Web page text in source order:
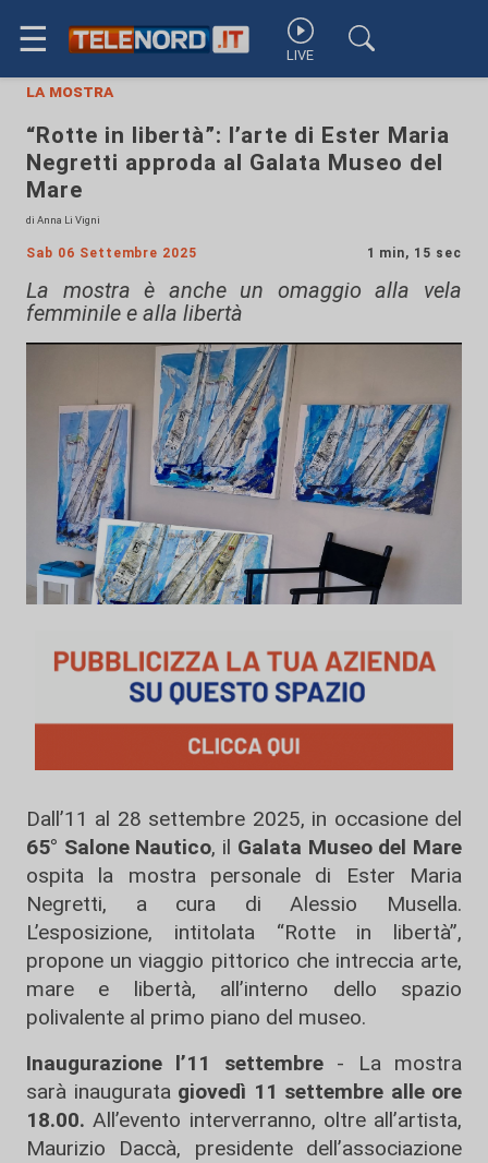
☰ LIVE
la mostra
“Rotte in libertà”: l’arte di Ester Maria
Negretti approda al Galata Museo del
Mare
di Anna Li Vigni
Sab 06 Settembre 2025 1 min, 15 sec
La mostra è anche un omaggio alla vela
femminile e alla libertà
Dall’11 al 28 settembre 2025, in occasione del
65° Salone Nautico, il Galata Museo del Mare
ospita la mostra personale di Ester Maria
Negretti, a cura di Alessio Musella.
L’esposizione, intitolata “Rotte in libertà”,
propone un viaggio pittorico che intreccia arte,
mare e libertà, all’interno dello spazio
polivalente al primo piano del museo.
Inaugurazione l’11 settembre - La mostra
sarà inaugurata giovedì 11 settembre alle ore
18.00.All’evento interverranno, oltre all’artista,
Maurizio Daccà, presidente dell’associazione